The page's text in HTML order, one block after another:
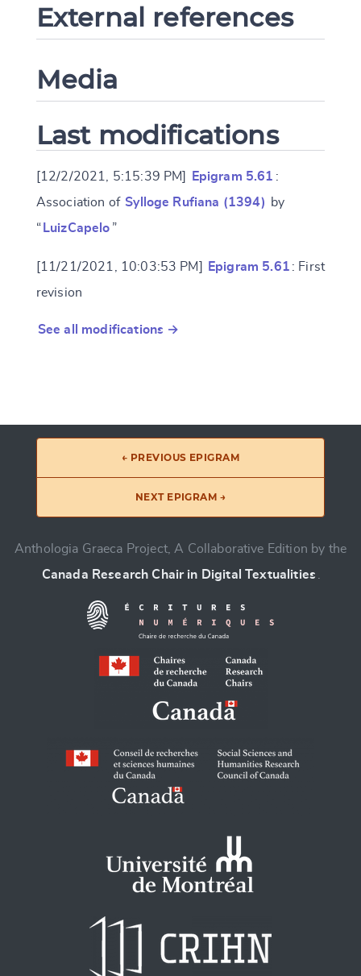
External references
Media
Last modifications
[12/2/2021, 5:15:39 PM] Epigram 5.61 :
Association of Sylloge Rufiana (1394)
by
“ LuizCapelo ”
[11/21/2021, 10:03:53 PM] Epigram 5.61 : First
revision
See all modifications →
← PREVIOUS EPIGRAM
NEXT EPIGRAM →
Anthologia Graeca Project, A Collaborative Edition by the
Canada Research Chair in Digital Textualities